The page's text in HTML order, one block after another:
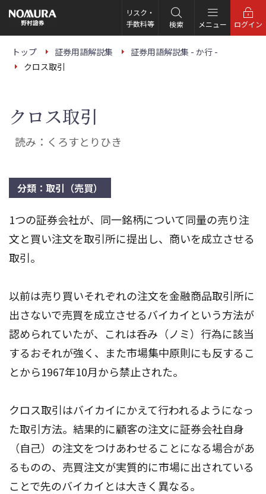
の
ー
リスク・
手数料等
検索 メニュー ログイン
トップ 証券用語解説集
証券用語解説集 - か行 -
クロス取引
クロス取引
読み：くろすとりひき
分類：取引（売買）
1つの証券会社が、同一銘柄について同量の売り注
文と買い注文を取引所に提出し、商いを成立させる
取引。
以前は売り買いそれぞれの注文を金融商品取引所に
出さないで売買を成立させるバイカイという方法が
認められていたが、これは呑み（ノミ）行為に該当
するおそれが強く、また市場集中原則にも反するこ
とから1967年10月から禁止された。
クロス取引はバイカイにかえて行われるようになっ
た取引方法。結果的に顧客の注文に証券会社自身
（自己）の注文をつけあわせることになる場合があ
るものの、売買注文が実質的に市場に出されている
ことで先のバイカイとは大きく異なる。